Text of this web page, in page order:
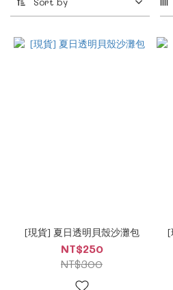
[現貨] 夏日透明貝殼沙灘包
NT$250
NT$300
[